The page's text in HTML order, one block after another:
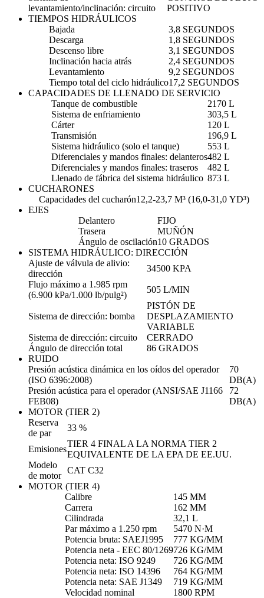
levantamiento/inclinación: circuito
POSITIVO
TIEMPOS HIDRÁULICOS
Bajada
3,8 SEGUNDOS
Descarga
1,8 SEGUNDOS
Descenso libre
3,1 SEGUNDOS
Inclinación hacia atrás
2,4 SEGUNDOS
Levantamiento
9,2 SEGUNDOS
Tiempo total del ciclo hidráulico17,2 SEGUNDOS
CAPACIDADES DE LLENADO DE SERVICIO
Tanque de combustible
2170 L
Sistema de enfriamiento
303,5 L
Cárter
120 L
Transmisión
196,9 L
Sistema hidráulico (solo el tanque)
553 L
Diferenciales y mandos finales: delanteros482 L
Diferenciales y mandos finales: traseros
482 L
Llenado de fábrica del sistema hidráulico 873 L
CUCHARONES
Capacidades del cucharón12,2-23,7 M³ (16,0-31,0 YD³)
EJES
Delantero
FIJO
Trasera
MUÑÓN
Ángulo de oscilación10 GRADOS
SISTEMA HIDRÁULICO: DIRECCIÓN
Ajuste de válvula de alivio:
dirección
34500 KPA
Flujo máximo a 1.985 rpm
(6.900 kPa/1.000 lb/pulg²)
505 L/MIN
Sistema de dirección: bomba
PISTÓN DE
DESPLAZAMIENTO
VARIABLE
Sistema de dirección: circuito
CERRADO
Ángulo de dirección total
86 GRADOS
RUIDO
Presión acústica dinámica en los oídos del operador
(ISO 6396:2008)
70
DB(A)
Presión acústica para el operador (ANSI/SAE J1166
FEB08)
72
DB(A)
MOTOR (TIER 2)
Reserva
de par
33 %
Emisiones
TIER 4 FINAL A LA NORMA TIER 2
EQUIVALENTE DE LA EPA DE EE.UU.
Modelo
de motor
CAT C32
MOTOR (TIER 4)
Calibre
145 MM
Carrera
162 MM
Cilindrada
32,1 L
Par máximo a 1.250 rpm
5470 N·M
Potencia bruta: SAEJ1995
777 KG/MM
Potencia neta - EEC 80/1269726 KG/MM
Potencia neta: ISO 9249
726 KG/MM
Potencia neta: ISO 14396
764 KG/MM
Potencia neta: SAE J1349
719 KG/MM
Velocidad nominal
1800 RPM